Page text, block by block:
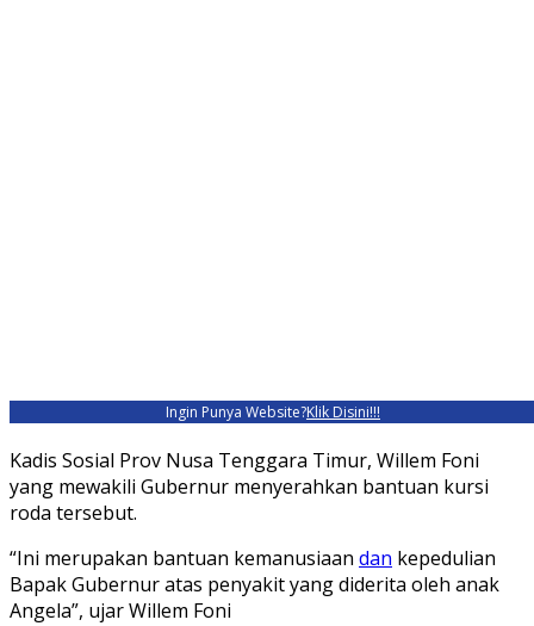
Ingin Punya Website?Klik Disini!!!
Kadis Sosial Prov Nusa Tenggara Timur, Willem Foni
yang mewakili Gubernur menyerahkan bantuan kursi
roda tersebut.
“Ini merupakan bantuan kemanusiaan dan kepedulian
Bapak Gubernur atas penyakit yang diderita oleh anak
Angela”, ujar Willem Foni